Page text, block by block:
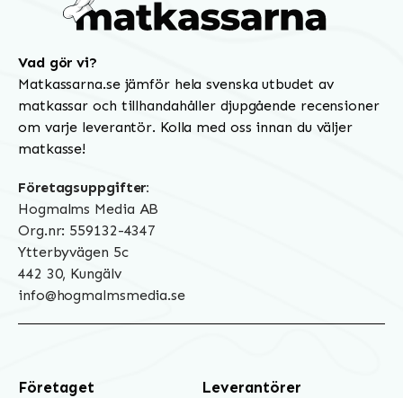
Vad gör vi?
Matkassarna.se jämför hela svenska utbudet av
matkassar och tillhandahåller djupgående recensioner
om varje leverantör. Kolla med oss innan du väljer
matkasse!
Företagsuppgifter:
Hogmalms Media AB
Org.nr: 559132-4347
Ytterbyvägen 5c
442 30, Kungälv
info@hogmalmsmedia.se
Företaget Leverantörer